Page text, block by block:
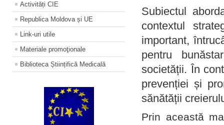
Activități CIE
Republica Moldova și UE
Link-uri utile
Materiale promoţionale
Biblioteca Științifică Medicală
Subiectul
contextul
important,
pentru
societății. În
prevenției și
sănătății
Prin această